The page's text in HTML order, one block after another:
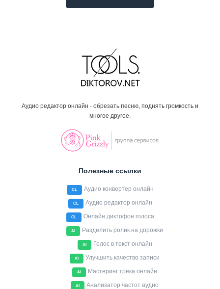
Аудио редактор онлайн - обрезать песню, поднять громкость и
многое другое.
Полезные ссылки
CL Аудио конвертер онлайн
CL Аудио редактор онлайн
CL Онлайн диктофон голоса
AI Разделить ролик на дорожки
AI Голос в текст онлайн
AI Улучшить качество записи
AI Мастеринг трека онлайн
AI Анализатор частот аудио